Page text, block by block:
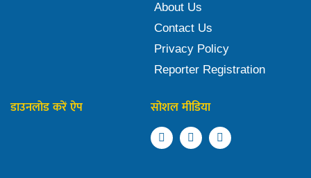
About Us
Contact Us
Privacy Policy
Reporter Registration
डाउनलोड करें ऐप सोशल मीडिया